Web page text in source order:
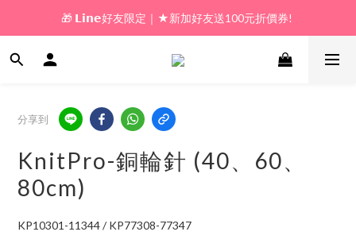
🎁 新好友購物金｜★加入新會員領券送100元!
🎁 𝗟𝗶𝗻𝗲好友限定｜★新加好友送100元折價券!
🎁 新好友購物金｜★加入新會員領券送100元!
分享到
KnitPro-銅輪針 (40、60、
80cm)
KP10301-11344 / KP77308-77347